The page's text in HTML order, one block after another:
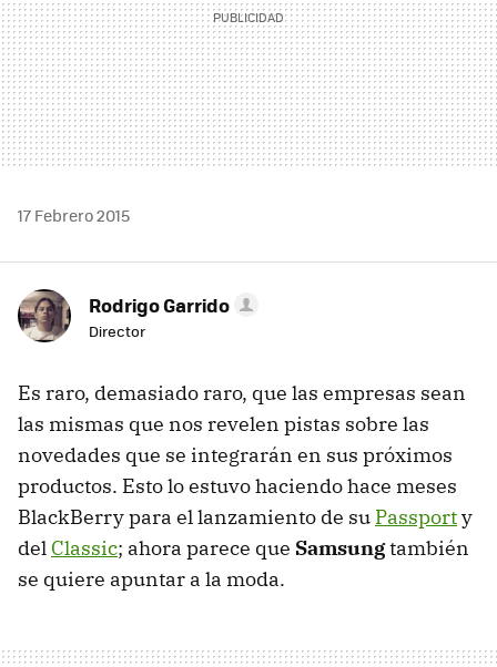
17 Febrero 2015
Rodrigo Garrido
Director
Es raro, demasiado raro, que las empresas sean
las mismas que nos revelen pistas sobre las
novedades que se integrarán en sus próximos
productos. Esto lo estuvo haciendo hace meses
BlackBerry para el lanzamiento de su Passporty
del Classic; ahora parece que Samsungtambién
se quiere apuntar a la moda.